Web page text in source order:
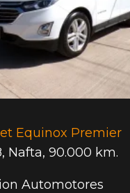
Equinox Premier
, Nafta, 90.000 km.
Automotores